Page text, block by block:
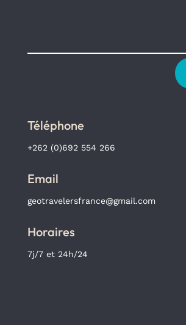
Téléphone
+262 (0)692 554 266
Email
geotravelersfrance@gmail.com
Horaires
7j/7 et 24h/24